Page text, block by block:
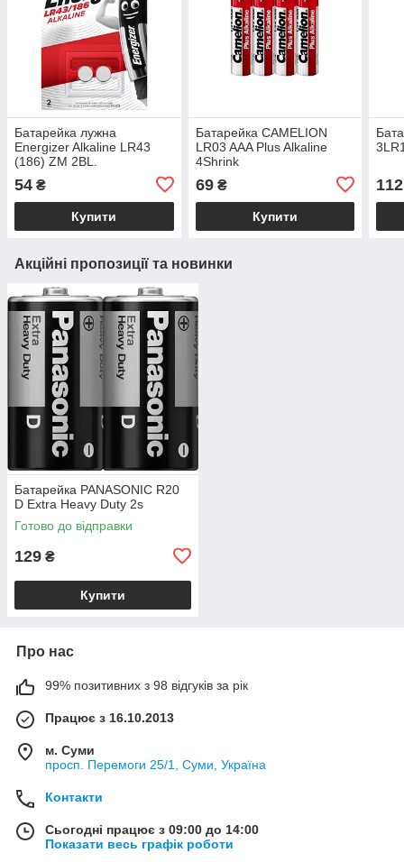
Батарейка лужна
Energizer Alkaline LR43
(186) ZM 2BL.
54 ₴
Купити
Батарейка CAMELION
LR03 AAA Plus Alkaline
4Shrink
69₴
Купити
Акційні пропозиції та новинки
Батарейка PANASONIC R20
D Extra Heavy Duty 2s
Готово до відправки
129 ₴
Купити
Про нас
99% позитивних з 98 відгуків за рік
Працює з 16.10.2013
м. Суми
просп. Перемоги 25/1, Суми, Україна
Контакти
Сьогодні працює з 09:00 до 14:00
Показати весь графік роботи